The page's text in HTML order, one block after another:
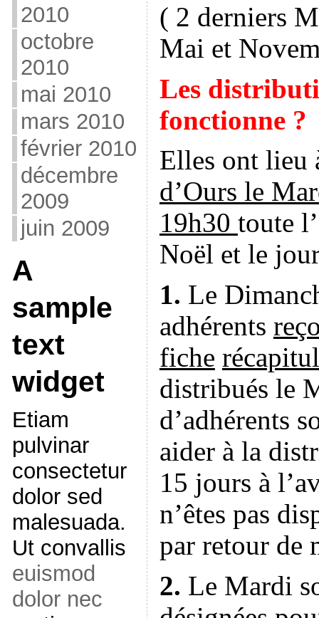
2010
octobre
2010
mai 2010
mars 2010
février 2010
décembre
2009
juin 2009
A
sample
text
widget
Etiam
pulvinar
consectetur
dolor sed
malesuada.
Ut convallis
euismod
dolor nec
( 2 derniers
Mai et
Les
fonctionne ?
Elles ont lieu
d’Ours le
19h30 toute
Noël et le
1. Le
adhérents
fiche
distribués le
d’adhérents
aider à la
15 jours à
n’êtes pas
par retour de
2. Le Mardi